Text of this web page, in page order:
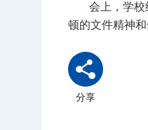
会上，学
顿的文件精神
分享